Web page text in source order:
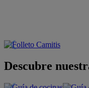
Descubre